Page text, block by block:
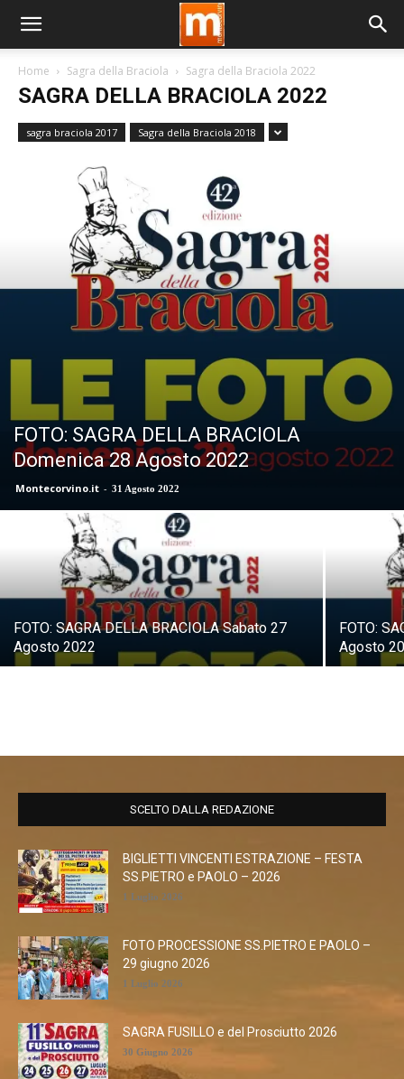
Home Sagra della Braciola Sagra della Braciola 2022
SAGRA DELLA BRACIOLA 2022
sagra braciola 2017 Sagra della Braciola 2018
FOTO: SAGRA DELLA BRACIOLA
Domenica 28 Agosto 2022
Montecorvino.it - 31 Agosto 2022
FOTO: SAGRA DELLA BRACIOLA Sabato 27
Agosto 2022
FOTO:
Agosto
SCELTO DALLA REDAZIONE
BIGLIETTI VINCENTI ESTRAZIONE – FESTA
SS.PIETRO e PAOLO – 2026
1 Luglio 2026
FOTO PROCESSIONE SS.PIETRO E PAOLO –
29 giugno 2026
1 Luglio 2026
SAGRA FUSILLO e del Prosciutto 2026
30 Giugno 2026